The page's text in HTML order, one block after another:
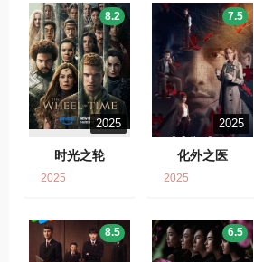
2025
时光之轮
8.2
2025
2025
化外之医
7.5
2025
8.5 6.5